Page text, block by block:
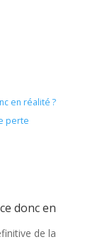
en réalité ?
perte
donc en
de la